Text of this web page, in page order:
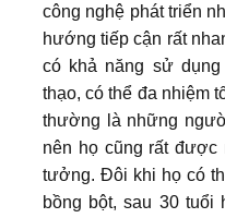
công nghệ phát triển
hướng tiếp cận rất
có khả năng sử dụng
thạo, có thể đa nhiệm
thường là những
nên họ cũng rất
tưởng. Đôi khi họ có
bồng bột, sau 30 tuổi